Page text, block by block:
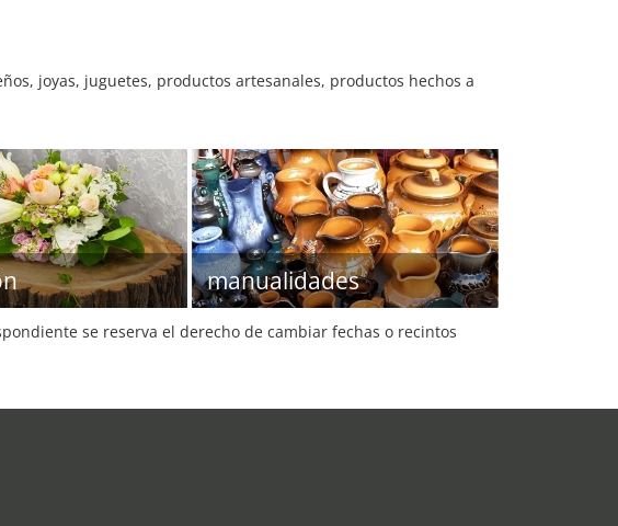
joyas, juguetes, productos artesanales, productos hechos a
manualidades
se reserva el derecho de cambiar fechas o recintos